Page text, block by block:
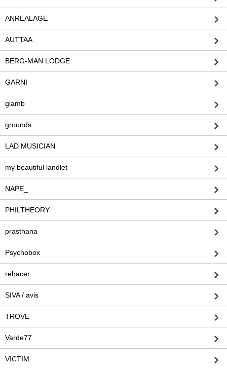
ANREALAGE
AUTTAA
BERG-MAN LODGE
GARNI
glamb
grounds
LAD MUSICIAN
my beautiful landlet
NAPE_
PHILTHEORY
prasthana
Psychobox
rehacer
SIVA / avis
TROVE
Varde77
VICTIM